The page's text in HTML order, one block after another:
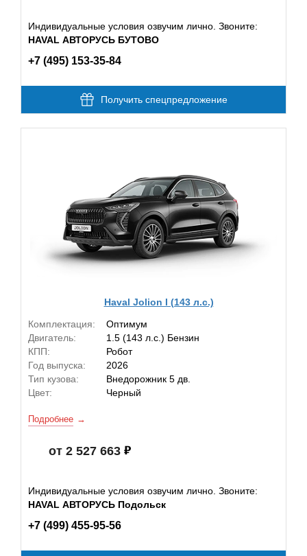
Индивидуальные условия озвучим лично. Звоните:
HAVAL АВТОРУСЬ БУТОВО
+7 (495) 153-35-84
Получить спецпредложение
Haval Jolion I (143 л.с.)
Комплектация:
Оптимум
Двигатель:
1.5 (143 л.с.) Бензин
КПП:
Робот
Год выпуска:
2026
Тип кузова:
Внедорожник 5 дв.
Цвет:
Черный
Подробнее
от 2 527 663
Индивидуальные условия озвучим лично. Звоните:
HAVAL АВТОРУСЬ Подольск
+7 (499) 455-95-56